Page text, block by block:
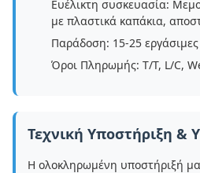
Ευέλικτη συσκευασία:
με πλαστικά καπάκια,
Παράδοση: 15-25
Όροι Πληρωμής: T/T, L/C,
Τεχνική Υποστήριξη &
Η ολοκληρωμένη υποστήριξή